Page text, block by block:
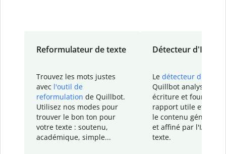
Reformulateur de texte
Trouvez les mots justes
avec l'outil de
reformulation de Quillbot.
Utilisez nos modes pour
trouver le bon ton pour
votre texte : soutenu,
académique, simple...
Détecteur d'IA
Le détecteur d'IA
Quillbot analyse votre
écriture et fournit un
rapport utile et
le contenu généré
et affiné par l'IA
texte.